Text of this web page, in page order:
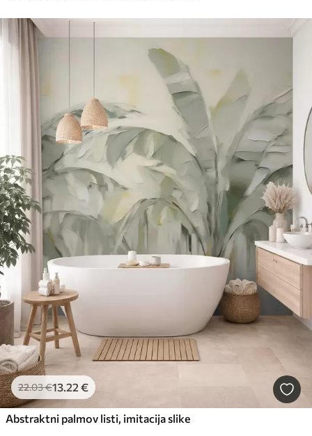
22.03€13 .22 €
Abstraktni palmov listi, imitacija slike